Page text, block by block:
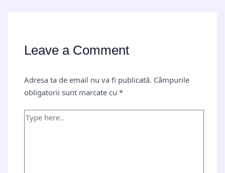
Leave a Comment
Adresa ta de email nu va fi publicată. Câmpurile
obligatorii sunt marcate cu*